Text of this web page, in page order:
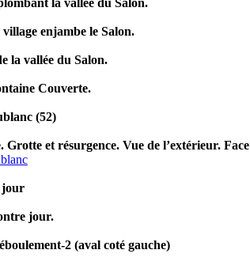
enjambe le Salon.
la vallée du Salon.
Couverte.
(52)
et résurgence. Vue de l’extérieur. Face
jour
jour.
2 (aval coté gauche)